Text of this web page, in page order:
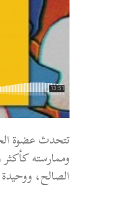
تتحدث عضوة
وممارسته
الصالح،